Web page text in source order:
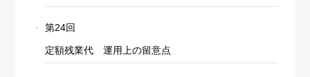
第24回
定額残業代 運用上の留意点